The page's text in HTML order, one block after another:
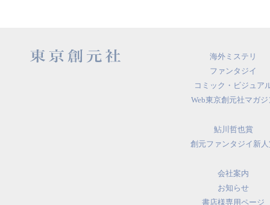
海外ミステリ
ファンタジイ
コミック・ビジュア
Web東京創元社マガジ
鮎川哲也賞
創元ファンタジイ新人
会社案内
お知らせ
書店様専用ページ